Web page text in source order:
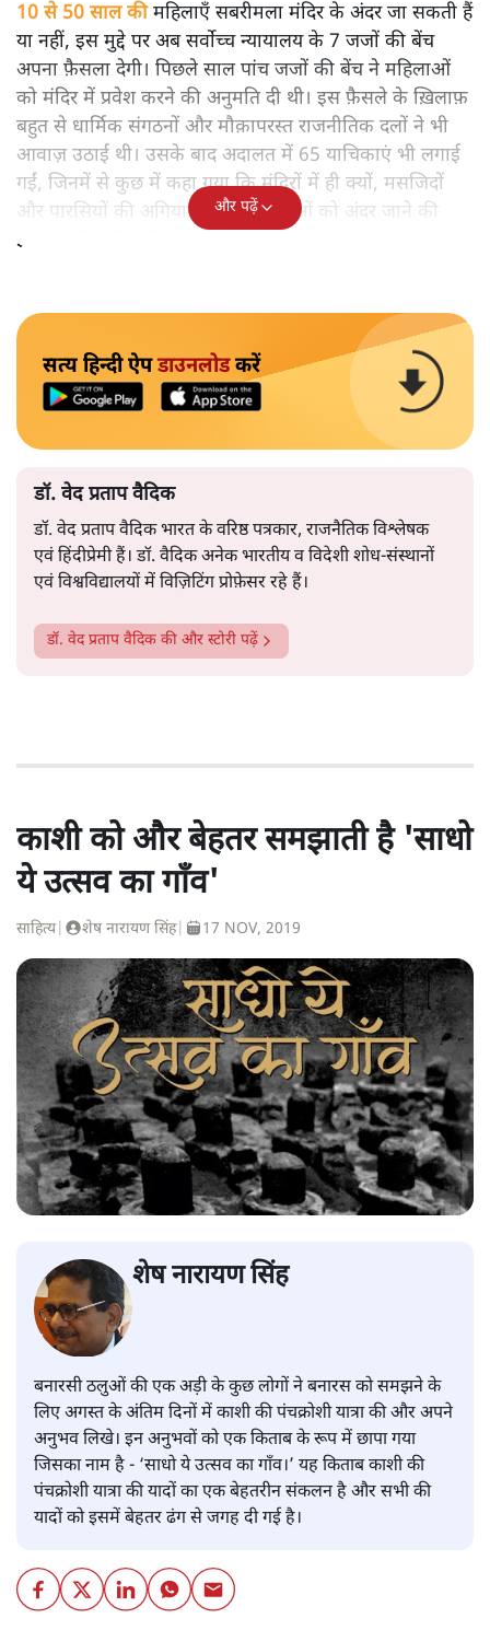
10 से 50 साल कीमहिलाएँ सबरीमला मंदिर के अंदर जा सकती हैं
या नहीं, इस मुद्दे पर अब सर्वोच्च न्यायालय के 7 जजों की बेंच
अपना फ़ैसला देगी। पिछले साल पांच जजों की बेंच ने महिलाओं
को मंदिर में प्रवेश करने की अनुमति दी थी। इस फ़ैसले के ख़िलाफ़
बहुत से धार्मिक संगठनों और मौक़ापरस्त राजनीतिक दलों ने भी
आवाज़ उठाई थी। उसके बाद अदालत में 65 याचिकाएं भी लगाई
गईं, जिनमें से कुछ में कहा गया कि मंदिरों में ही क्यों, मसजिदों
और पारसियों की अगियारी में भी महिलाओं को अंदर जाने की
इजाजत मिलनी चाहिए।
और पढ़ें
सत्य हिन्दी ऐपडाउनलोडकरें
डॉ. वेद प्रताप वैदिक
डॉ. वेद प्रताप वैदिक भारत के वरिष्ठ पत्रकार, राजनैतिक विश्लेषक
एवं हिंदीप्रेमी हैं। डॉ. वैदिक अनेक भारतीय व विदेशी शोध-संस्थानों
एवं विश्वविद्यालयों में विज़िटिंग प्रोफ़ेसर रहे हैं।
डॉ. वेद प्रताप वैदिक की और स्टोरी पढ़ें
काशी को और बेहतर समझाती है 'साधो
ये उत्सव का गाँव'
साहित्य| शेष नारायण सिंह| 17 NOV, 2019
शेष नारायण सिंह
बनारसी ठलुओं की एक अड़ी के कुछ लोगों ने बनारस को समझने के
लिए अगस्त के अंतिम दिनों में काशी की पंचक्रोशी यात्रा की और अपने
अनुभव लिखे। इन अनुभवों को एक किताब के रूप में छापा गया
जिसका नाम है - ‘साधो ये उत्सव का गाँव।’ यह किताब काशी की
पंचक्रोशी यात्रा की यादों का एक बेहतरीन संकलन है और सभी की
यादों को इसमें बेहतर ढंग से जगह दी गई है।